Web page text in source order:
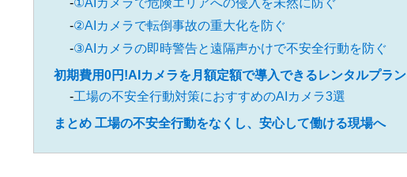
①AIカメラで危険エリアへの侵入を未然に防ぐ
②AIカメラで転倒事故の重大化を防ぐ
③AIカメラの即時警告と遠隔声かけで不安全行動を防ぐ
初期費用0円!AIカメラを月額定額で導入できるレンタルプラン
工場の不安全行動対策におすすめのAIカメラ3選
まとめ 工場の不安全行動をなくし、安心して働ける現場へ